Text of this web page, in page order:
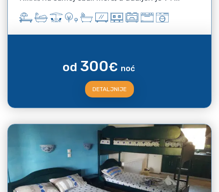
od 300€ noć
DETALJNIJE